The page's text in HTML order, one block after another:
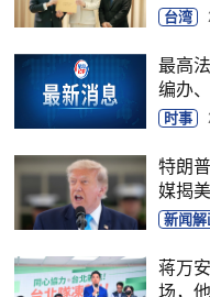
台湾
最高
编办
时事
特朗
媒揭
新闻解
蒋万
场，